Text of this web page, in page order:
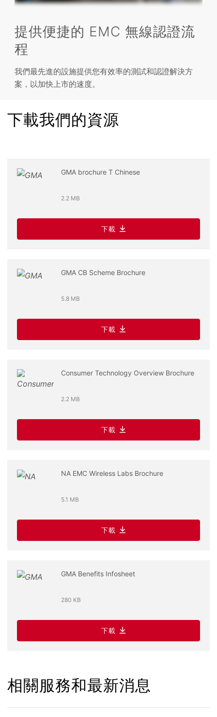
提供便捷的 EMC 無線認證流
程
我們最先進的設施提供您有效率的測試和認證解決方
案，以加快上市的速度。
下載我們的資源
GMA brochure T Chinese
2.2 MB
下載
GMA CB Scheme Brochure
5.8 MB
下載
Consumer Technology Overview Brochure
2.2 MB
下載
NA EMC Wireless Labs Brochure
5.1 MB
下載
GMA Benefits Infosheet
280 KB
下載
相關服務和最新消息